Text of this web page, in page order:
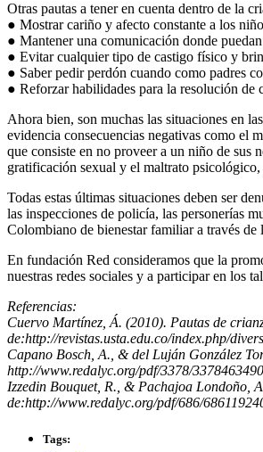
Otras pautas a tener en cuenta dentro de la
● Mostrar cariño y afecto constante a los
● Mantener una comunicación donde
● Evitar cualquier tipo de castigo físico y
● Saber pedir perdón cuando como padres
● Reforzar habilidades para la resolución
Ahora bien, son muchas las situaciones en
evidencia consecuencias negativas como el
que consiste en no proveer a un niño de sus
gratificación sexual y el maltrato
Todas estas últimas situaciones deben ser
las inspecciones de policía, las personerías
Colombiano de bienestar familiar a través
En fundación Red consideramos que la
nuestras redes sociales y a participar en los
Referencias:
Cuervo Martínez, Á. (2010). Pautas de
de:http://revistas.usta.edu.co/index.php/
Capano Bosch, A., & del Luján González
http://www.redalyc.org/pdf/3378/
Izzedin Bouquet, R., & Pachajoa Londoño,
de:http://www.redalyc.org/pdf/686/
Tags: